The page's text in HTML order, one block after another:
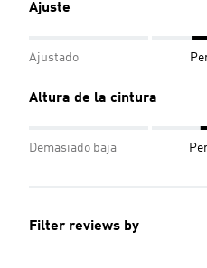
Ajuste
Ajustado
Altura de la cintura
Demasiado baja
Filter reviews by